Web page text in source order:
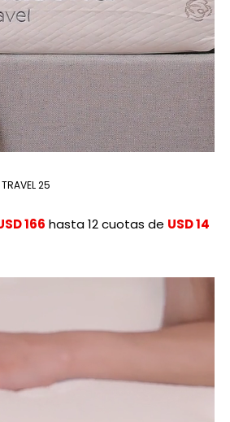
25
166 hasta 12 cuotas de USD 14